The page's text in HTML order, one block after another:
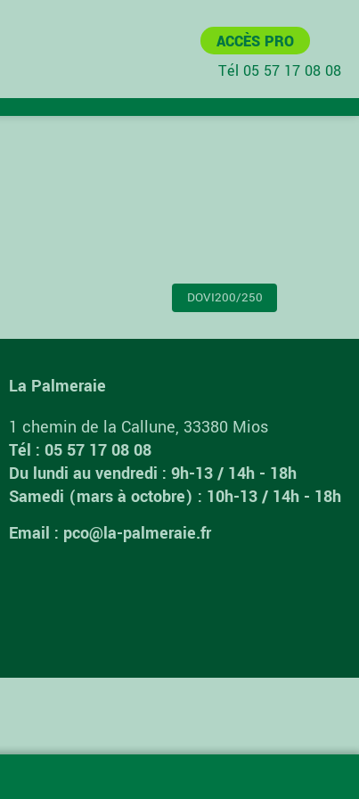
ACCÈS PRO
Tél 05 57 17 08 08
DOVI200/250
La Palmeraie
1 chemin de la Callune, 33380 Mios
Tél : 05 57 17 08 08
Du lundi au vendredi : 9h-13 / 14h - 18h
Samedi (mars à octobre) : 10h-13 / 14h - 18h
Email : pco@la-palmeraie.fr